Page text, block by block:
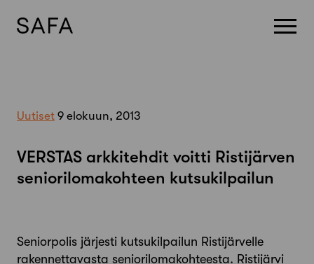
Uutiset 9 elokuun, 2013
VERSTAS arkkitehdit voitti Ristijärven
seniorilomakohteen kutsukilpailun
Seniorpolis järjesti kutsukilpailun Ristijärvelle
rakennettavasta seniorilomakohteesta. Ristijärvi